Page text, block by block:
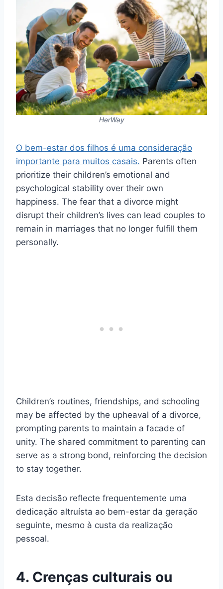
HerWay
O bem-estar dos filhos é uma consideração
importante para muitos casais. Parents often
prioritize their children’s emotional and
psychological stability over their own
happiness. The fear that a divorce might
disrupt their children’s lives can lead couples to
remain in marriages that no longer fulfill them
personally.
Children’s routines, friendships, and schooling
may be affected by the upheaval of a divorce,
prompting parents to maintain a facade of
unity. The shared commitment to parenting can
serve as a strong bond, reinforcing the decision
to stay together.
Esta decisão reflecte frequentemente uma
dedicação altruísta ao bem-estar da geração
seguinte, mesmo à custa da realização
pessoal.
4. Crenças culturais ou